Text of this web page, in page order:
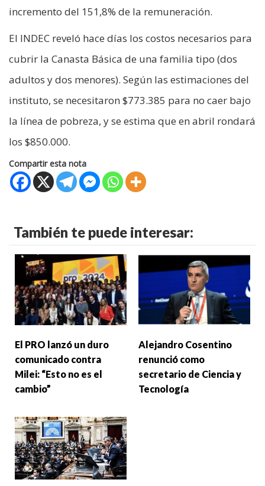
incremento del 151,8% de la remuneración.
El INDEC reveló hace días los costos necesarios para
cubrir la Canasta Básica de una familia tipo (dos
adultos y dos menores). Según las estimaciones del
instituto, se necesitaron $773.385 para no caer bajo
la línea de pobreza, y se estima que en abril rondará
los $850.000.
Compartir esta nota
También te puede interesar:
El PRO lanzó un duro
comunicado contra
Milei: “Esto no es el
cambio”
Alejandro Cosentino
renunció como
secretario de Ciencia y
Tecnología